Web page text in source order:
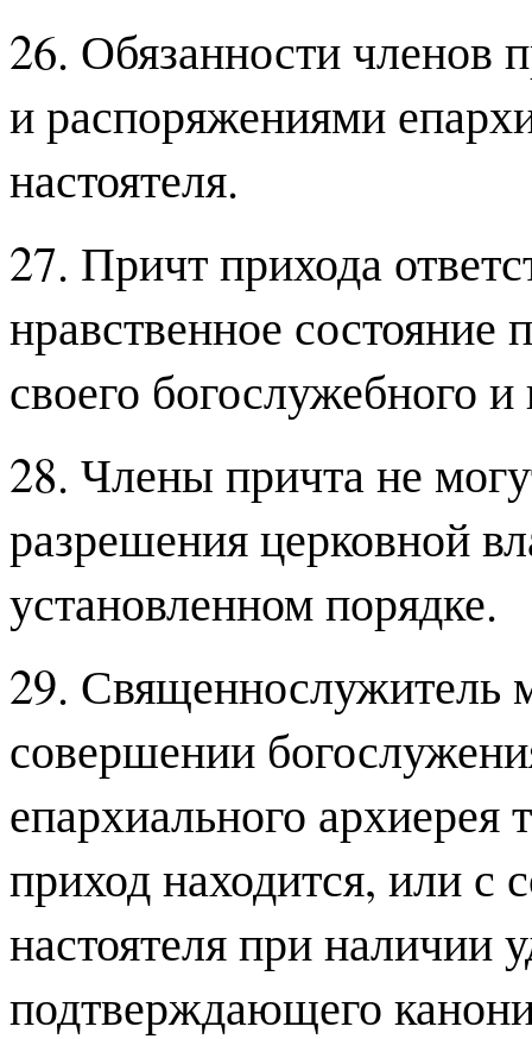
26. Обязанности членов
и распоряжениями
настоятеля.
27. Причт прихода
нравственное состояние
своего богослужебного
28. Члены причта не
разрешения церковной
установленном порядке.
29. Священнослужитель
совершении
епархиального
приход находится, или с
настоятеля при наличии
подтверждающего